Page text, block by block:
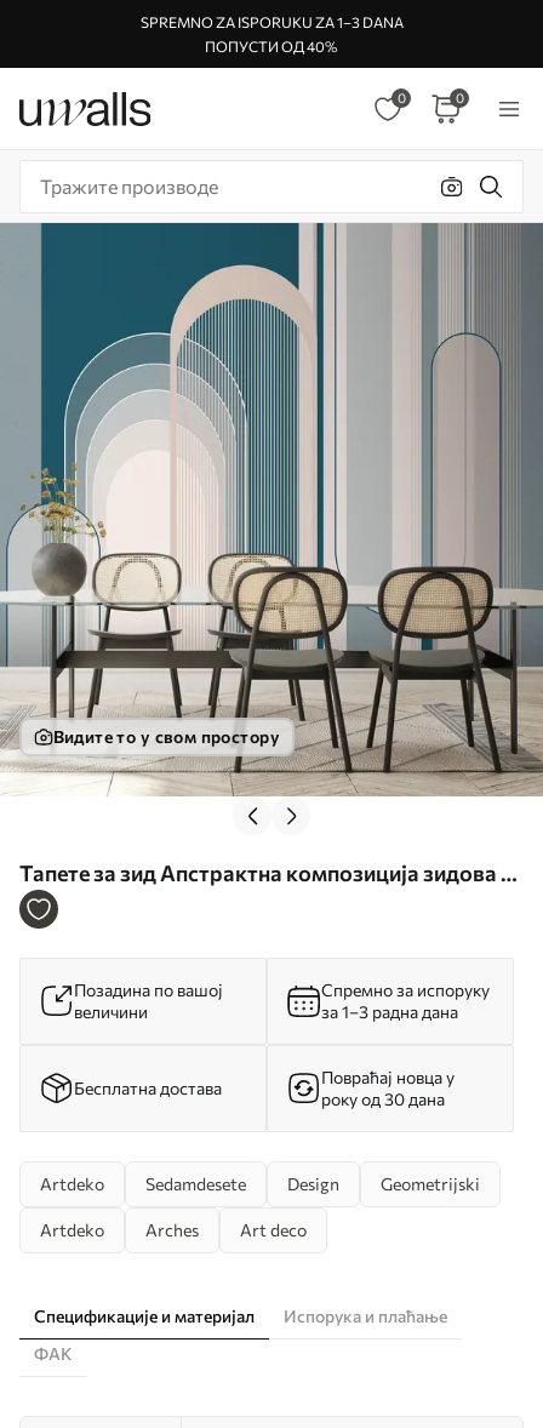
SPREMNO ZA ISPORUKU ZA 1–3 DANA
ПОПУСТИ ОД 40%
0 0
Видите то у свом простору
Тапете за зид Апстрактна композиција зидова са
минималистичким дизајном бр. u73099
Позадина по вашој
величини
Спремно за испоруку
за 1–3 радна дана
Бесплатна достава
Повраћај новца у
року од 30 дана
Artdeko Sedamdesete Design Geometrijski
Artdeko Arches Art deco
Спецификације и материјал
Испорука и плаћање
ФАК